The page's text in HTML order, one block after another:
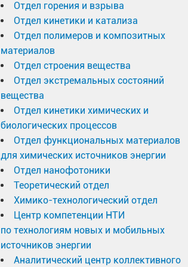
Отдел горения и взрыва
Отдел кинетики и катализа
Отдел полимеров и композитных
материалов
Отдел строения вещества
Отдел экстремальных состояний
вещества
Отдел кинетики химических и
биологических процессов
Отдел функциональных материалов
для химических источников энергии
Отдел нанофотоники
Теоретический отдел
Химико-технологический отдел
Центр компетенции НТИ
по технологиям новых и мобильных
источников энергии
Аналитический центр коллективного